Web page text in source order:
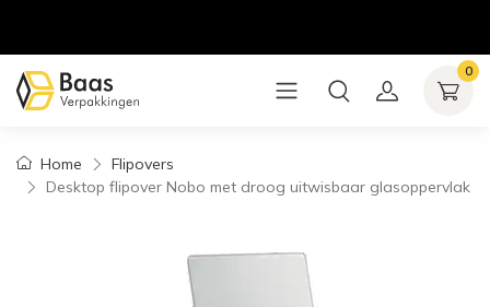
0
Home
Flipovers
Desktop flipover Nobo met droog uitwisbaar glasoppervlak